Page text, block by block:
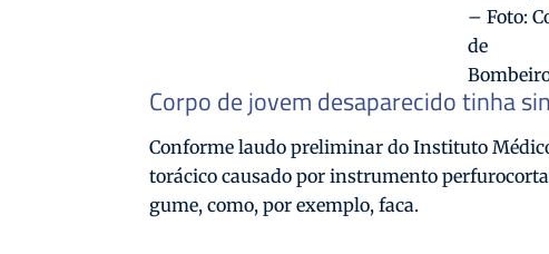
– Foto:
de
Corpo de jovem desaparecido tinha
Conforme laudo preliminar do Instituto
torácico causado por instrumento
gume, como, por exemplo, faca.